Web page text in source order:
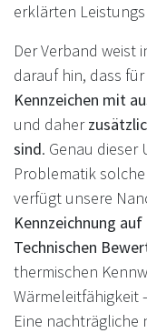
erklärten
Der Verband weist
darauf hin, dass
Kennzeichen mit
und daher
sind. Genau
Problematik
verfügt unsere
Kennzeichnung
Technischen
thermischen
Wärmeleitfähigkeit
Eine